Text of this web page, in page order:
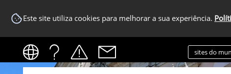
Este site utiliza cookies para melhorar a sua experiência.
sites do